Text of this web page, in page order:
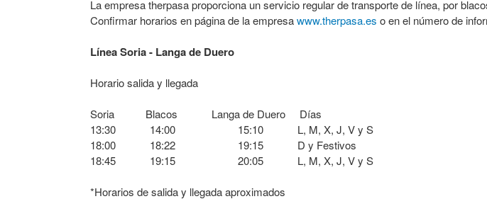
La empresa therpasa proporciona un servicio regular de transporte de línea, por
Confirmar horarios en página de la empresawww.therpasa.es o en el número de
Línea Soria - Langa de Duero
Horario salida y llegada
Soria Blacos Langa de Duero Días
13:30 14:00 15:10 L, M, X, J, V y S
18:00 18:22 19:15 D y Festivos
18:45 19:15 20:05 L, M, X, J, V y S
*Horarios de salida y llegada aproximados